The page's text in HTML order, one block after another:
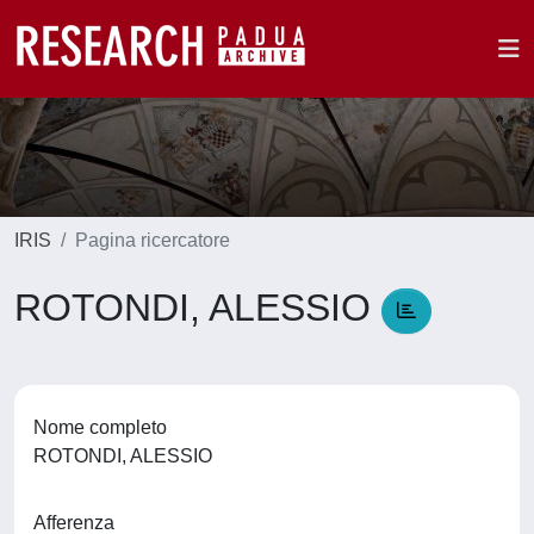
IRIS Pagina ricercatore
ROTONDI, ALESSIO
Nome completo
ROTONDI, ALESSIO
Afferenza